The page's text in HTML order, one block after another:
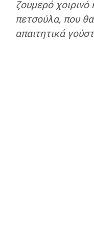
ζουμερό
πετσούλα, που θα
απαιτητικά